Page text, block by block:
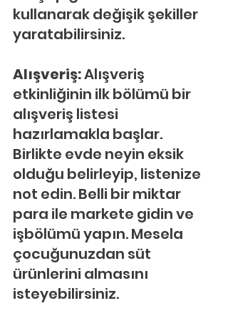
kullanarak değişik şekiller
yaratabilirsiniz.
Alışveriş: Alışveriş
etkinliğinin ilk bölümü bir
alışveriş listesi
hazırlamakla başlar.
Birlikte evde neyin eksik
olduğu belirleyip, listenize
not edin. Belli bir miktar
para ile markete gidin ve
işbölümü yapın. Mesela
çocuğunuzdan süt
ürünlerini almasını
isteyebilirsiniz.